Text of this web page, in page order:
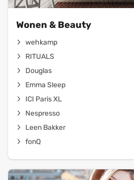
Wonen & Beauty
wehkamp
RITUALS
Douglas
Emma Sleep
ICI Paris XL
Nespresso
Leen Bakker
fonQ